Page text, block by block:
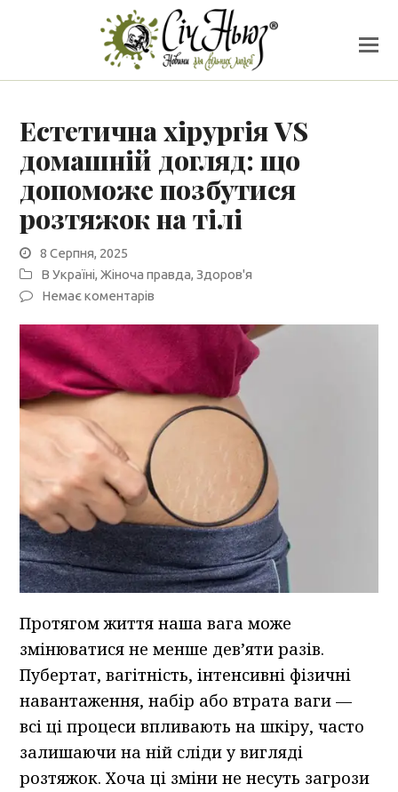
Естетична хірургія VS
домашній догляд: що
допоможе позбутися
розтяжок на тілі
8 Серпня, 2025
В Україні,Жіноча правда,Здоров'я
Немає коментарів
Протягом життя наша вага може
змінюватися не менше дев’яти разів.
Пубертат, вагітність, інтенсивні фізичні
навантаження, набір або втрата ваги —
всі ці процеси впливають на шкіру, часто
залишаючи на ній сліди у вигляді
розтяжок. Хоча ці зміни не несуть загрози